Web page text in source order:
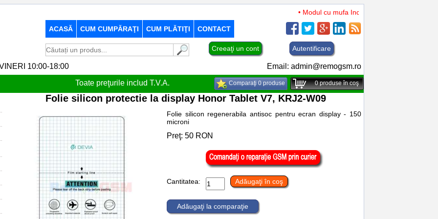
• Modul cu mufa Incarcare si microfon TCL 50
ACASĂ CUM CUMPĂRAŢI CUM PLĂTIŢI CONTACT
Creeaţi un cont Autentificare
10:00-18:00 Email: admin@remogsm.ro
Toate preţurile includ T.V.A.
Comparaţi 0 produse 0produse în coş
Folie silicon protectie la display Honor Tablet V7, KRJ2-W09
Folie silicon regenerabila antisoc pentru ecran display - 150
microni
Preţ: 50 RON
Cantitatea: Adăugaţi în coş
Adăugaţi la comparaţie